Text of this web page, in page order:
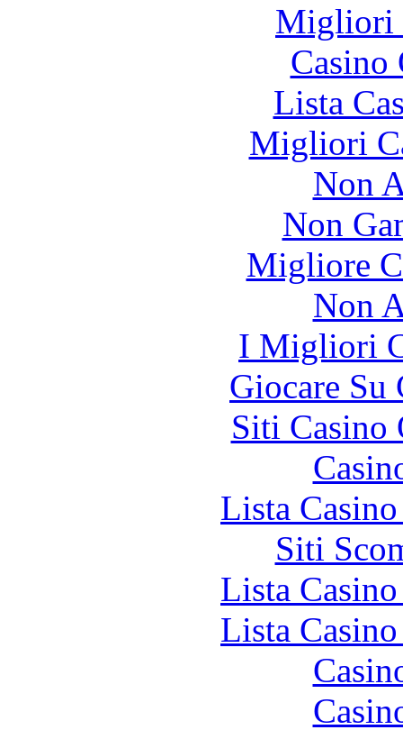
Migliori
Lista
Migliori
Non
Non
Migliore
Non
I Migliori
Giocare Su
Siti Casino
Lista
Siti
Lista
Lista